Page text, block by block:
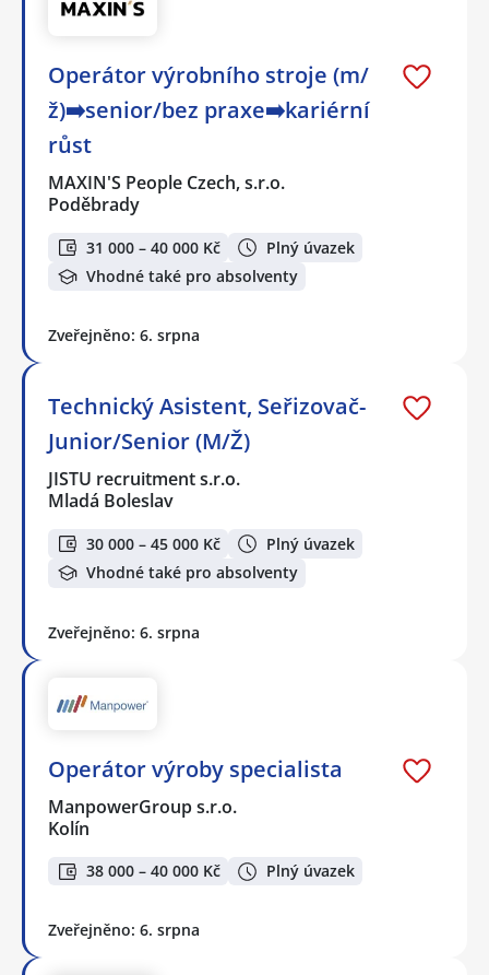
Operátor výrobního stroje (m/
ž)➡️senior/bez praxe➡️kariérní
růst
MAXIN'S People Czech, s.r.o.
Poděbrady
31 000 – 40 000 Kč
Plný úvazek
Vhodné také pro absolventy
Zveřejněno: 6. srpna
Technický Asistent, Seřizovač-
Junior/Senior (M/Ž)
JISTU recruitment s.r.o.
Mladá Boleslav
30 000 – 45 000 Kč
Plný úvazek
Vhodné také pro absolventy
Zveřejněno: 6. srpna
Operátor výroby specialista
ManpowerGroup s.r.o.
Kolín
38 000 – 40 000 Kč Plný úvazek
Zveřejněno: 6. srpna